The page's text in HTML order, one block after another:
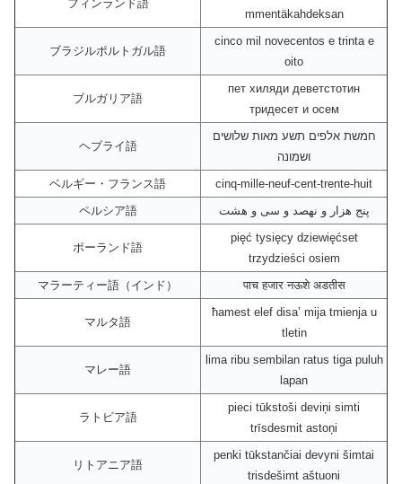
フィンランド語
mmentäkahdeksan
ブラジルポルトガル語
cinco mil novecentos e trinta e
oito
ブルガリア語
пет хиляди деветстотин
тридесет и осем
ヘブライ語
חמשת אלפים תשע מאות שלושים
ושמונה
ベルギー・フランス語
cinq-mille-neuf-cent-trente-huit
ペルシア語
پنج هزار و نهصد و سی و هشت
ポーランド語
pięć tysięcy dziewięćset
trzydzieści osiem
マラーティー語（インド）
पाच हजार नऊशे अडतीस
マルタ語
ħamest elef disa’ mija tmienja u
tletin
マレー語
lima ribu sembilan ratus tiga puluh
lapan
ラトビア語
pieci tūkstoši deviņi simti
trīsdesmit astoņi
リトアニア語
penki tūkstančiai devyni šimtai
trisdešimt aštuoni